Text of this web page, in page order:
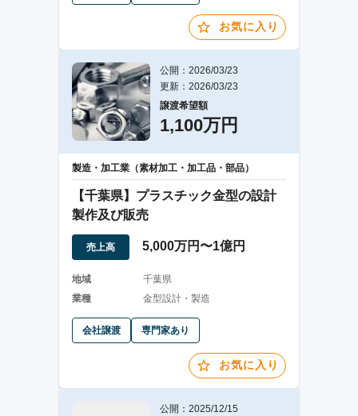
お気に入り
公開：2026/03/23
更新：2026/03/23
譲渡希望額
1,100万円
製造・加工業（素材加工・加工品・部品）
【千葉県】プラスチック金型の設計
製作及び販売
売上高 5,000万円〜1億円
地域
千葉県
業種
金型設計・製造
会社譲渡 専門家あり
お気に入り
公開：2025/12/15